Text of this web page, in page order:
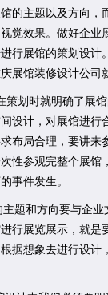
的主题以及方向，
觉效果。做好企业
行展馆的策划设计
展馆装修设计公司
划时就明确了展馆
设计，对展馆进行
布局合理，要讲来
性参观完整个展馆
事件发生。
题和方向要与企业
行展览展示，就是
据想象去进行设计